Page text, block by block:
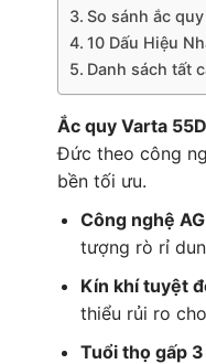
So sánh ắc
10 Dấu Hiệu
Danh sách tất
Ắc quy Varta
Đức theo công
bền tối ưu.
Công nghệ
tượng rò rỉ
Kín khí tuyệt
thiểu rủi ro
Tuổi thọ gấp 3